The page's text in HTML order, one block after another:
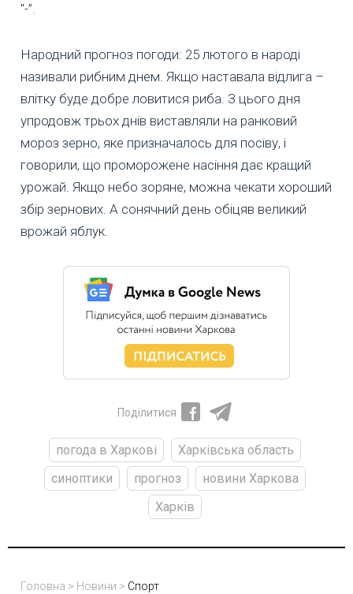
"-”.
Народний прогноз погоди: 25 лютого в народі
називали рибним днем. Якщо наставала відлига –
влітку буде добре ловитися риба. З цього дня
упродовж трьох днів виставляли на ранковий
мороз зерно, яке призначалось для посіву, і
говорили, що проморожене насіння дає кращий
урожай. Якщо небо зоряне, можна чекати хороший
збір зернових. А сонячний день обіцяв великий
врожай яблук.
Поділитися
погода в Харкові
Харківська область
синоптики
прогноз
новини Харкова
Харків
Головна > Новини > Спорт